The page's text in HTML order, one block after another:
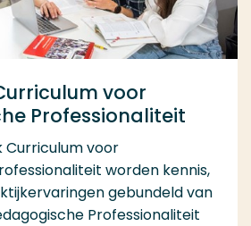
voor
Professionaliteit
Curriculum voor
worden kennis,
gebundeld van
Professionaliteit